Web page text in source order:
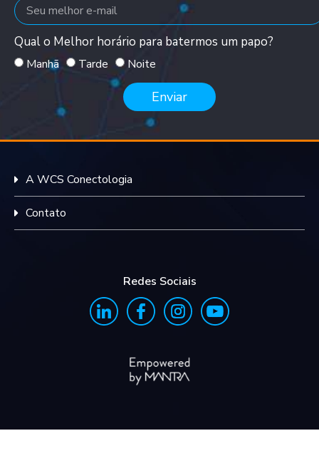
Qual o Melhor horário para batermos um papo?
Manhã Tarde Noite
Enviar
A WCS Conectologia
Contato
Redes Sociais